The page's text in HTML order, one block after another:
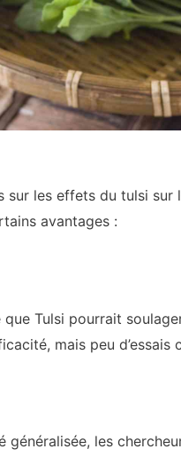
sur les effets du tulsi
avantages :
Tulsi pourrait
mais peu d’essais
généralisée, les